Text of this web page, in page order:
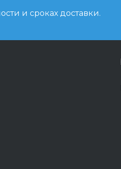
и сроках доставки.